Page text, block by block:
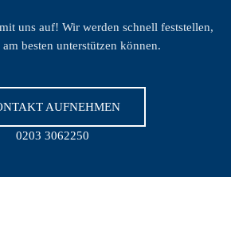
uns auf! Wir werden schnell feststellen,
besten unterstützen können.
AUFNEHMEN
0203 3062250